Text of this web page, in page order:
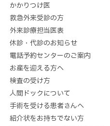
かかりつけ医
救急外来受診の方
外来診療担当医表
休診・代診のお知らせ
電話予約センターのご案内
お産を迎える方へ
検査の受け方
人間ドックについて
手術を受ける患者さんへ
紹介状をお持ちでない方